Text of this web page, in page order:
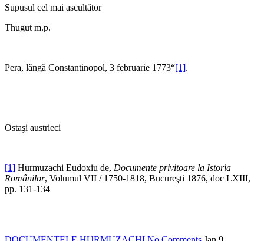
Supusul cel mai ascultător
Thugut m.p.
Pera, lângă Constantinopol, 3 februarie 1773“[1].
Ostaşi austrieci
[1] Hurmuzachi Eudoxiu de, Documente privitoare la Istoria
Românilor, Volumul VII / 1750-1818, Bucureşti 1876, doc LXIII,
pp. 131-134